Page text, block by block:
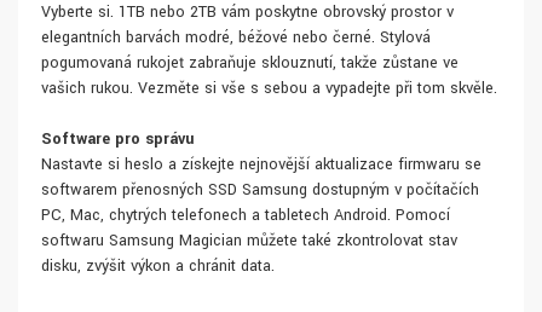
Vyberte si. 1TB nebo 2TB vám poskytne obrovský prostor v
elegantních barvách modré, béžové nebo černé. Stylová
pogumovaná rukojeť zabraňuje sklouznutí, takže zůstane ve
vašich rukou. Vezměte si vše s sebou a vypadejte při tom skvěle.
Software pro správu
Nastavte si heslo a získejte nejnovější aktualizace firmwaru se
softwarem přenosných SSD Samsung dostupným v počítačích
PC, Mac, chytrých telefonech a tabletech Android. Pomocí
softwaru Samsung Magician můžete také zkontrolovat stav
disku, zvýšit výkon a chránit data.